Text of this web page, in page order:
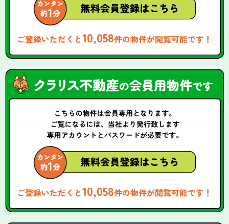
ご登録いただくと10,058件の物件が閲覧可能です！
ご登録いただくと10,058件の物件が閲覧可能です！